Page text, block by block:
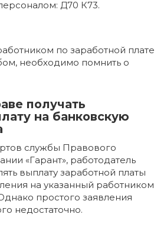
Д70 К73.
по заработной плате
необходимо помнить о
получать
на банковскую
службы Правового
«Гарант», работодатель
выплату заработной платы
на указанный работником
простого заявления
недостаточно.